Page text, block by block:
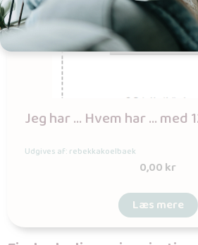
Jeg har … Hvem har … med
Udgives af: rebekkakoelbaek
0,00kr
Læs mere